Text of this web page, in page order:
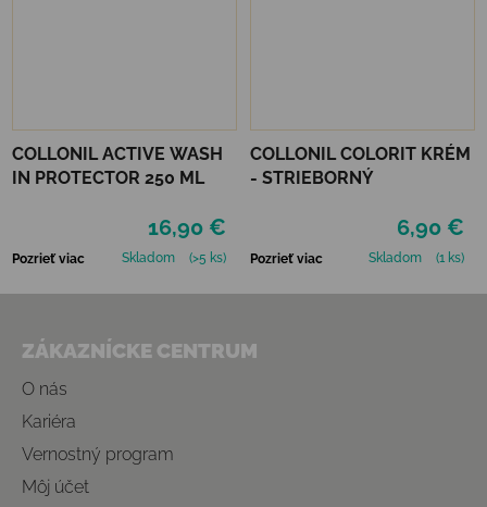
COLLONIL ACTIVE WASH
IN PROTECTOR 250 ML
16,90 €
Pozrieť viac Skladom (>5 ks)
COLLONIL COLORIT KRÉM
- STRIEBORNÝ
6,90 €
Pozrieť viac Skladom (1 ks)
ZÁKAZNÍCKE CENTRUM
O nás
Kariéra
Vernostný program
Môj účet